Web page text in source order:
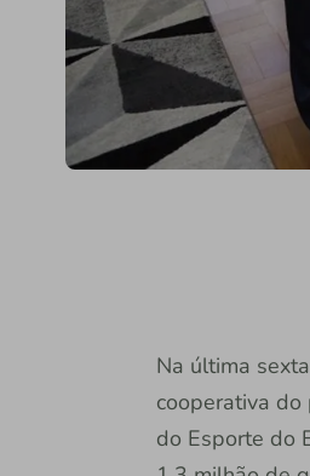
Na última
cooperativa do
do Esporte do